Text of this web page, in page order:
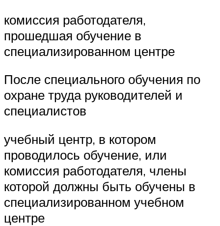
комиссия работодателя,
прошедшая обучение в
специализированном центре
После специального обучения по
охране труда руководителей и
специалистов
учебный центр, в котором
проводилось обучение, или
комиссия работодателя, члены
которой должны быть обучены в
специализированном учебном
центре